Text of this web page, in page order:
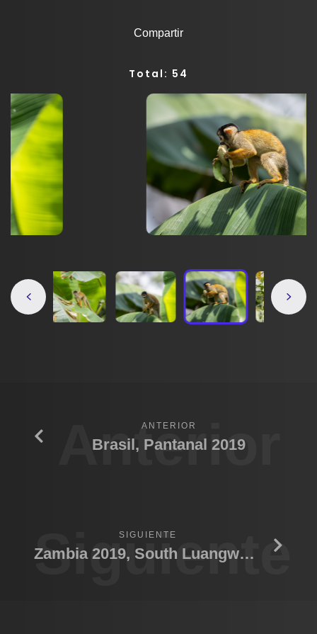
Compartir
Total: 54
Anterior
ANTERIOR
Brasil, Pantanal 2019
Siguiente
SIGUIENTE
Zambia 2019, South Luangwa N.P.